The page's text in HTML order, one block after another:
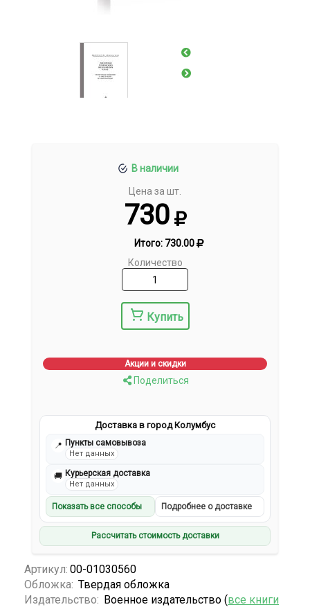
В наличии
Цена за шт.
730
Итого: 730.00
Количество
Купить
Акции и скидки
Поделиться
Доставка в город Колумбус
📍 Пункты самовывоза
Нет данных
🚚 Курьерская доставка
Нет данных
Показать все способы Подробнее о доставке
Рассчитать стоимость доставки
Артикул: 00-01030560
Обложка: Твердая обложка
Издательство: Военное издательство (все книги